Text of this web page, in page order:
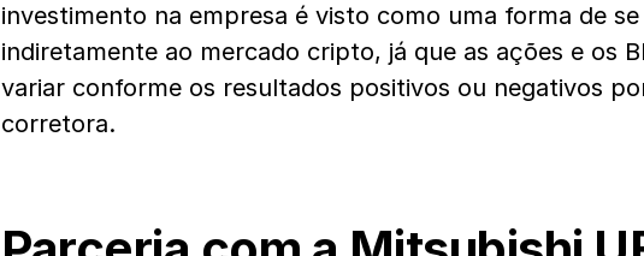
investimento na empresa é visto como uma forma de
indiretamente ao mercado cripto, já que as ações e os
variar conforme os resultados positivos ou negativos
corretora.